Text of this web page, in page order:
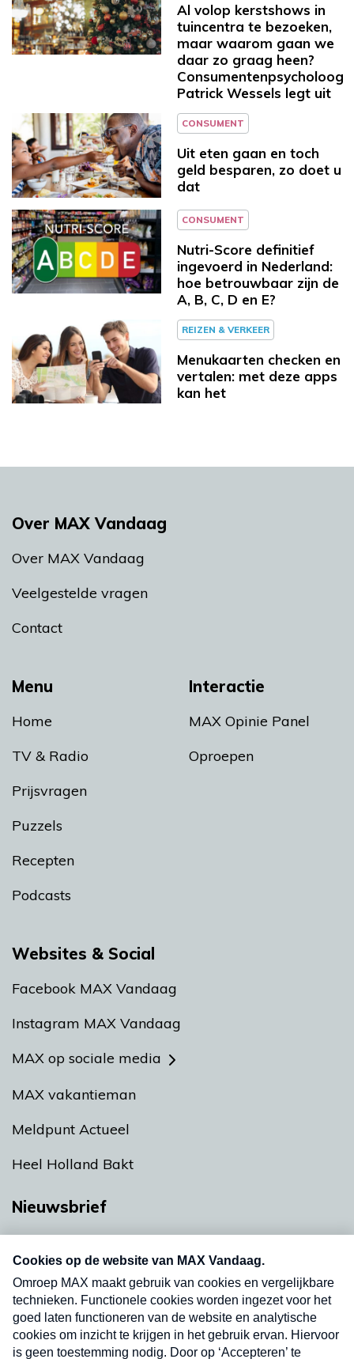
Al volop kerstshows in
tuincentra te bezoeken,
maar waarom gaan we
daar zo graag heen?
Consumentenpsycholoog
Patrick Wessels legt uit
CONSUMENT
Uit eten gaan en toch
geld besparen, zo doet u
dat
CONSUMENT
Nutri-Score definitief
ingevoerd in Nederland:
hoe betrouwbaar zijn de
A, B, C, D en E?
REIZEN & VERKEER
Menukaarten checken en
vertalen: met deze apps
kan het
Menu
Home
TV & Radio
Prijsvragen
Puzzels
Recepten
Podcasts
Interactie
MAX Opinie Panel
Oproepen
Over MAX Vandaag
Over MAX Vandaag
Veelgestelde vragen
Contact
Websites & Social
Facebook MAX Vandaag
Instagram MAX Vandaag
MAX op sociale media
MAX vakantieman
Meldpunt Actueel
Heel Holland Bakt
Nieuwsbrief
nieuwsbrief. Elke vrijdag- en dinsdagochtend in
uw mailbox.
Verzend